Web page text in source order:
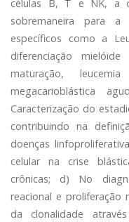
células B, T e NK, a
sobremaneira para a
específicos como a
diferenciação
maturação,
megacarioblástica
Caracterização do
contribuindo na
doenças
celular na crise
crônicas; d) No
reacional e proliferação
da clonalidade